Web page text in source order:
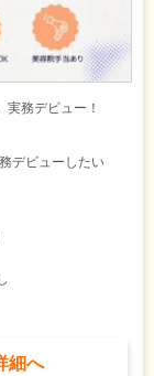
実務デビュー！
デビューしたい
細へ